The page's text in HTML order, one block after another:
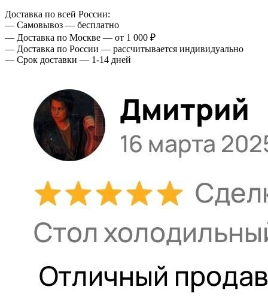
Доставка по всей России:
— Самовывоз — бесплатно
— Доставка по Москве — от 1 000 ₽
— Доставка по России — рассчитывается индивидуально
— Срок доставки — 1-14 дней